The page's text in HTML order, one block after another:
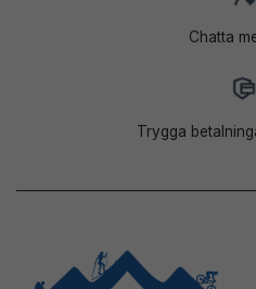
Chatta
Trygga